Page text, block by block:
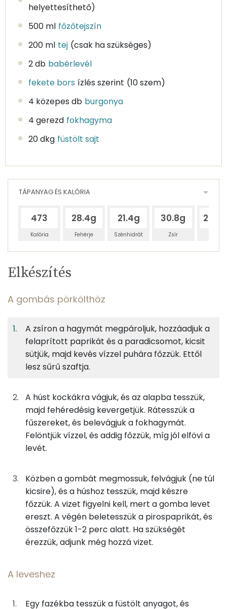
helyettesíthető)
500 ml főzőtejszín
200 ml tej (csak ha szükséges)
2 db babérlevél
fekete bors ízlés szerint (10 szem)
4 közepes db burgonya
4 gerezd fokhagyma
20 dkg füstölt sajt
TÁPANYAG ÉS KALÓRIA
473
Kalória
28.4g
Fehérje
21.4g
Szénhidrát
30.8g
Zsír
Egy
adagban
8%
A gombás pörkölthöz
50gsertéscomb
25gpaprika
4 kcal
38g gomba
8 kcal
1gfokhagyma
2 kcal
8gmangalica zsír
68 kcal
1gfűszerpaprika
1 kcal
0gfehér bors
TÁPANYAGTARTALOM
Egy
8%
Fehérje
6%
Szénhidrát
8%
Zsír
78%
Víz
TOP ásványi anyagok
Foszfor
Kálcium
Nátrium
Szelén
TOP vitaminok
Kolin:
Niacin - B3 vitamin:
Elkészítés
A gombás pörkölthöz
A zsíron a hagymát megpároljuk, hozzáadjuk a
felaprított paprikát és a paradicsomot, kicsit
sütjük, majd kevés vízzel puhára főzzük. Ettől
lesz sűrű szaftja.
A húst kockákra vágjuk, és az alapba tesszük,
majd fehéredésig kevergetjük. Rátesszük a
fűszereket, és belevágjuk a fokhagymát.
Felöntjük vízzel, és addig főzzük, míg jól elfövi a
levét.
Közben a gombát megmossuk, felvágjuk (ne túl
kicsire), és a húshoz tesszük, majd készre
főzzük. A vizet figyelni kell, mert a gomba levet
ereszt. A végén beletesszük a pirospaprikát, és
összefőzzük 1-2 perc alatt. Ha szükségét
érezzük, adjunk még hozzá vizet.
A leveshez
Egy fazékba tesszük a füstölt anyagot, és